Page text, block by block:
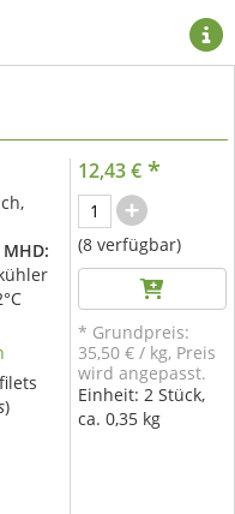
MHD:
)
12,43 € *
(8 verfügbar)
* Grundpreis:
35,50 €/ kg, Preis
wird angepasst.
Einheit: 2 Stück,
ca. 0,35 kg